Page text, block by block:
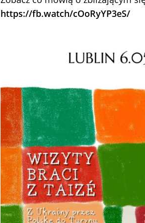
https://fb.watch/cOoRyYP3eS/